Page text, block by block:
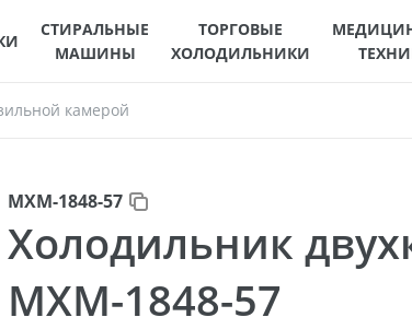
СТИРАЛЬНЫЕ
МАШИНЫ
ТОРГОВЫЕ
ХОЛОДИЛЬНИКИ
камерой
МХМ-1848-57
Холодильник
МХМ-1848-57